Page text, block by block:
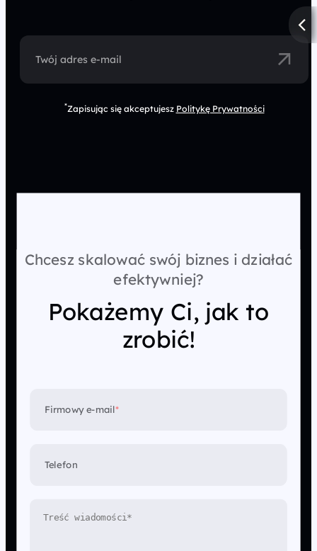
Twój adres e-mail
*Zapisując się akceptujesz Politykę Prywatności
Chcesz skalować swój biznes i działać
efektywniej?
Pokażemy Ci, jak to
zrobić!
Firmowy e-mail*
Telefon